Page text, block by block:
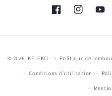
FacebookInstagram
© 2026, KELEKCI Politique de
Conditions d’utilisation